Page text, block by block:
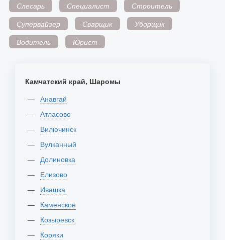
Слесарь
Специалист
Строитель
Супервайзер
Сварщик
Уборщик
Водитель
Юрист
Камчатский край, Шаромы
Анавгай
Атласово
Вилючинск
Вулканный
Долиновка
Елизово
Ивашка
Каменское
Козыревск
Коряки